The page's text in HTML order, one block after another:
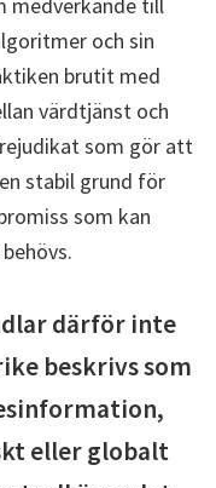
och sin
brutit med
värdtjänst och
som gör att
stabil grund för
som kan
därför inte
beskrivs som
eller globalt